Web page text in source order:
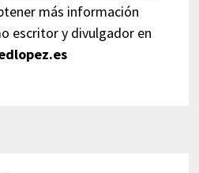
más información
escritor y divulgador en